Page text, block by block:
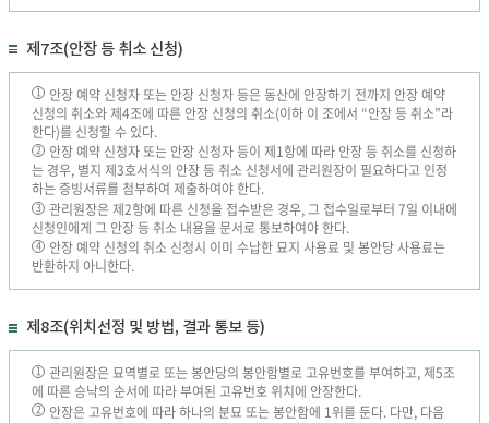
제7조(안장 등 취소 신청)
1
안장 예약 신청자 또는 안장 신청자 등은 동산에 안장하기 전까지 안장 예약
신청의 취소와 제4조에 따른 안장 신청의 취소(이하 이 조에서 “안장 등 취소”라
한다)를 신청할 수 있다.
2
안장 예약 신청자 또는 안장 신청자 등이 제1항에 따라 안장 등 취소를 신청하
는 경우, 별지 제3호서식의 안장 등 취소 신청서에 관리원장이 필요하다고 인정
하는 증빙서류를 첨부하여 제출하여야 한다.
3 관리원장은 제2항에 따른 신청을 접수받은 경우, 그 접수일로부터 7일 이내에
신청인에게 그 안장 등 취소 내용을 문서로 통보하여야 한다.
4
안장 예약 신청의 취소 신청시 이미 수납한 묘지 사용료 및 봉안당 사용료는
반환하지 아니한다.
제8조(위치선정 및 방법, 결과 통보 등)
1 관리원장은 묘역별로 또는 봉안당의 봉안함별로 고유번호를 부여하고, 제5조
에 따른 승낙의 순서에 따라 부여된 고유번호 위치에 안장한다.
2
안장은 고유번호에 따라 하나의 분묘 또는 봉안함에 1위를 둔다. 다만, 다음